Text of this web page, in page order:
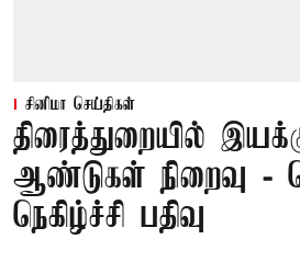
சினிமா செய்திகள்
திரைத்துறையில்
ஆண்டுகள் நிறைவு -
நெகிழ்ச்சி பதிவு